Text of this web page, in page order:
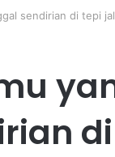
sendirian di tepi